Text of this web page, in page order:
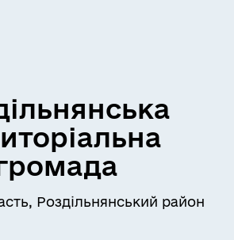
Роздільнянський район